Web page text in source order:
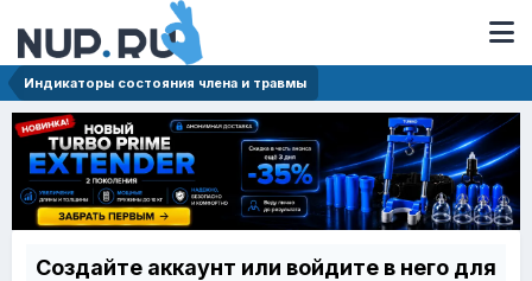
Индикаторы состояния члена и травмы
Создайте аккаунт или войдите в него для